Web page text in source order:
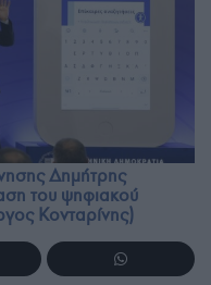
Δημήτρης
του ψηφιακού
Κονταρίνης)